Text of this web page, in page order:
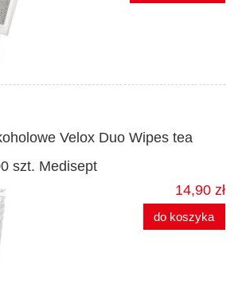
Velox Duo Wipes tea
szt. Medisept
14,90 zł
do koszyka